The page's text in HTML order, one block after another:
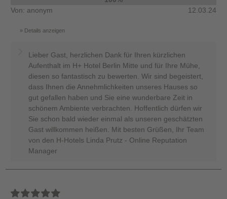
Von: anonym
12.03.24
Details anzeigen
Lieber Gast, herzlichen Dank für Ihren kürzlichen
Aufenthalt im H+ Hotel Berlin Mitte und für Ihre Mühe,
diesen so fantastisch zu bewerten. Wir sind begeistert,
dass Ihnen die Annehmlichkeiten unseres Hauses so
gut gefallen haben und Sie eine wunderbare Zeit in
schönem Ambiente verbrachten. Hoffentlich dürfen wir
Sie schon bald wieder einmal als unseren geschätzten
Gast willkommen heißen. Mit besten Grüßen, Ihr Team
von den H-Hotels Linda Prutz - Online Reputation
Manager